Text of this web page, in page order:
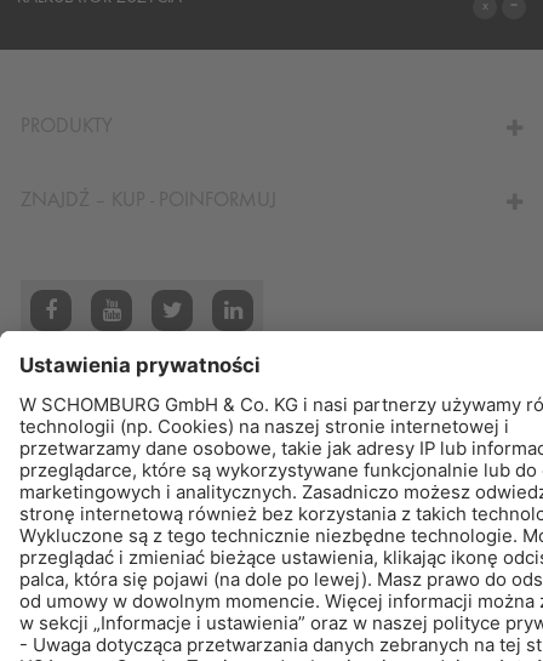
© Schomburg.Noty prawne |POLITYKA PRYWATNOŚCI
Projektowanie i rozwój +| LOUIS INTERNET